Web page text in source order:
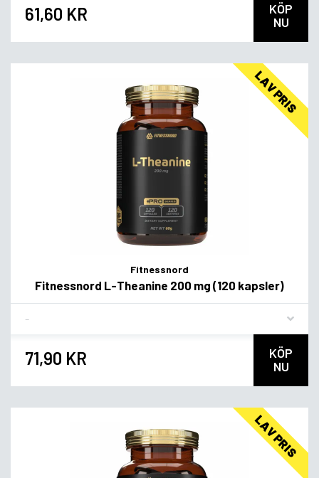
61,60 KR
KÖP
NU
LAV PRIS
Fitnessnord
Fitnessnord L-Theanine 200 mg (120 kapsler)
71,90 KR
KÖP
NU
LAV PRIS